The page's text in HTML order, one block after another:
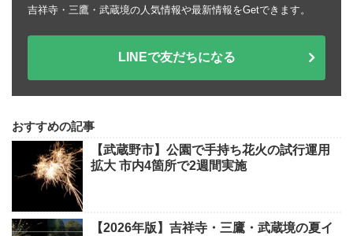
吉祥寺・三鷹・武蔵境の人気情報や最新情報をGetできます。
LINEで友だちになる
おすすめの記事
【武蔵野市】公園で手持ち花火の試行運用
拡大 市内4箇所で2週間実施
【2026年版】吉祥寺・三鷹・武蔵境の夏イ